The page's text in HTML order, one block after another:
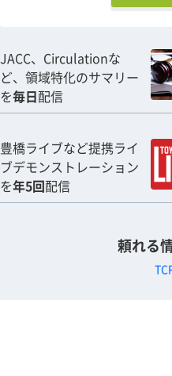
JACC、Circulationな
ど、領域特化のサマリー
を毎日 配信
豊橋ライブなど提携ライ
ブデモンストレーション
を年5回 配信
頼れる